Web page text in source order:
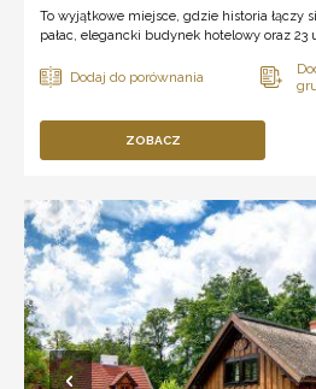
To wyjątkowe miejsce, gdzie historia łączy
pałac, elegancki budynek hotelowy oraz 23
ZOBACZ